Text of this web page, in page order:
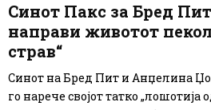
Синот Пакс за Бред
направи животот
страв“
Синот на Бред Пит и Анџелина
го нарече својот татко „лошотија